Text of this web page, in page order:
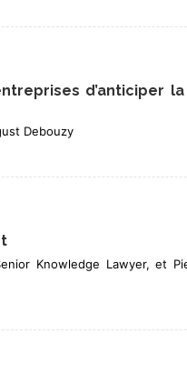
d’anticiper
Debouzy
Knowledge Lawyer, et